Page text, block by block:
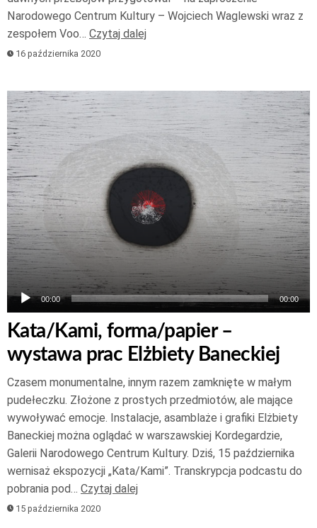
Narodowego Centrum Kultury – Wojciech Waglewski wraz z
zespołem Voo… Czytaj dalej
16 października 2020
Odtwarzacz
plików
dźwiękowych
00:00 00:00
Kata/Kami, forma/papier –
wystawa prac Elżbiety Baneckiej
Czasem monumentalne, innym razem zamknięte w małym
pudełeczku. Złożone z prostych przedmiotów, ale mające
wywoływać emocje. Instalacje, asamblaże i grafiki Elżbiety
Baneckiej można oglądać w warszawskiej Kordegardzie,
Galerii Narodowego Centrum Kultury. Dziś, 15 października
wernisaż ekspozycji „Kata/Kami”. Transkrypcja podcastu do
pobrania pod… Czytaj dalej
15 października 2020